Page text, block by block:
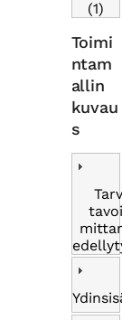
(1)
Toimi
ntam
allin
kuvau
s